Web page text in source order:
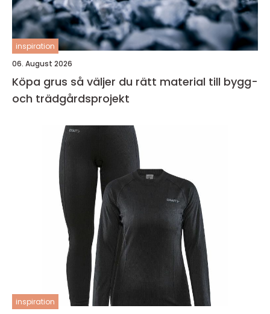
inspiration
06. August 2026
Köpa grus så väljer du rätt material till bygg-
och trädgårdsprojekt
inspiration